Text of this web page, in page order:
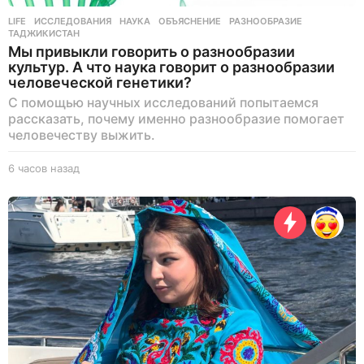
LIFE ИССЛЕДОВАНИЯ ,НАУКА ,ОБЪЯСНЕНИЕ ,РАЗНООБРАЗИЕ
ТАДЖИКИСТАН
Мы привыкли говорить о разнообразии
культур. А что наука говорит о разнообразии
человеческой генетики?
С помощью научных исследований попытаемся
рассказать, почему именно разнообразие помогает
человечеству выжить.
6 часов назад
а
с
в
н
а
з
а
д